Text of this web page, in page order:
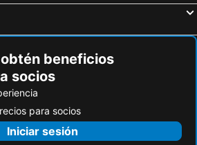
beneficios
socios
para socios
Iniciar sesión